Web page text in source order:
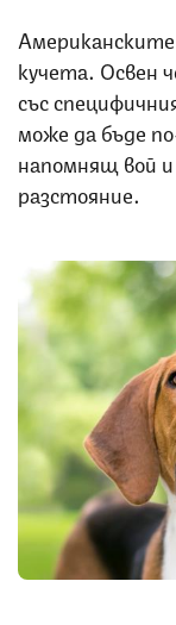
Американските
кучета. Освен
със
може да бъде
напомнящ вой
разстояние.